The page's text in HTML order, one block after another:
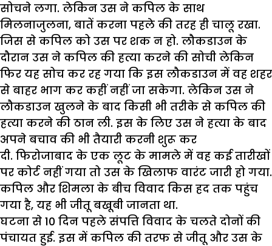
सोचने लगा. लेकिन उस ने कपिल के साथ
मिलनाजुलना, बातें करना पहले की तरह ही चालू रखा.
जिस से कपिल को उस पर शक न हो. लौकडाउन के
दौरान उस ने कपिल की हत्या करने की सोची लेकिन
फिर यह सोच कर रह गया कि इस लौकडाउन में वह शहर
से बाहर भाग कर कहीं नहीं जा सकेगा. लेकिन उस ने
लौकडाउन खुलने के बाद किसी भी तरीके से कपिल की
हत्या करने की ठान ली. इस के लिए उस ने हत्या के बाद
अपने बचाव की भी तैयारी करनी शुरू कर
दी. फिरोजाबाद के एक लूट के मामले में वह कई तारीखों
पर कोर्ट नहीं गया तो उस के खिलाफ वारंट जारी हो गया.
कपिल और शिमला के बीच विवाद किस हद तक पहुंच
गया है, यह भी जीतू बखूबी जानता था.
घटना से 10 दिन पहले संपत्ति विवाद के चलते दोनों की
पंचायत हुई. इस में कपिल की तरफ से जीतू और उस के